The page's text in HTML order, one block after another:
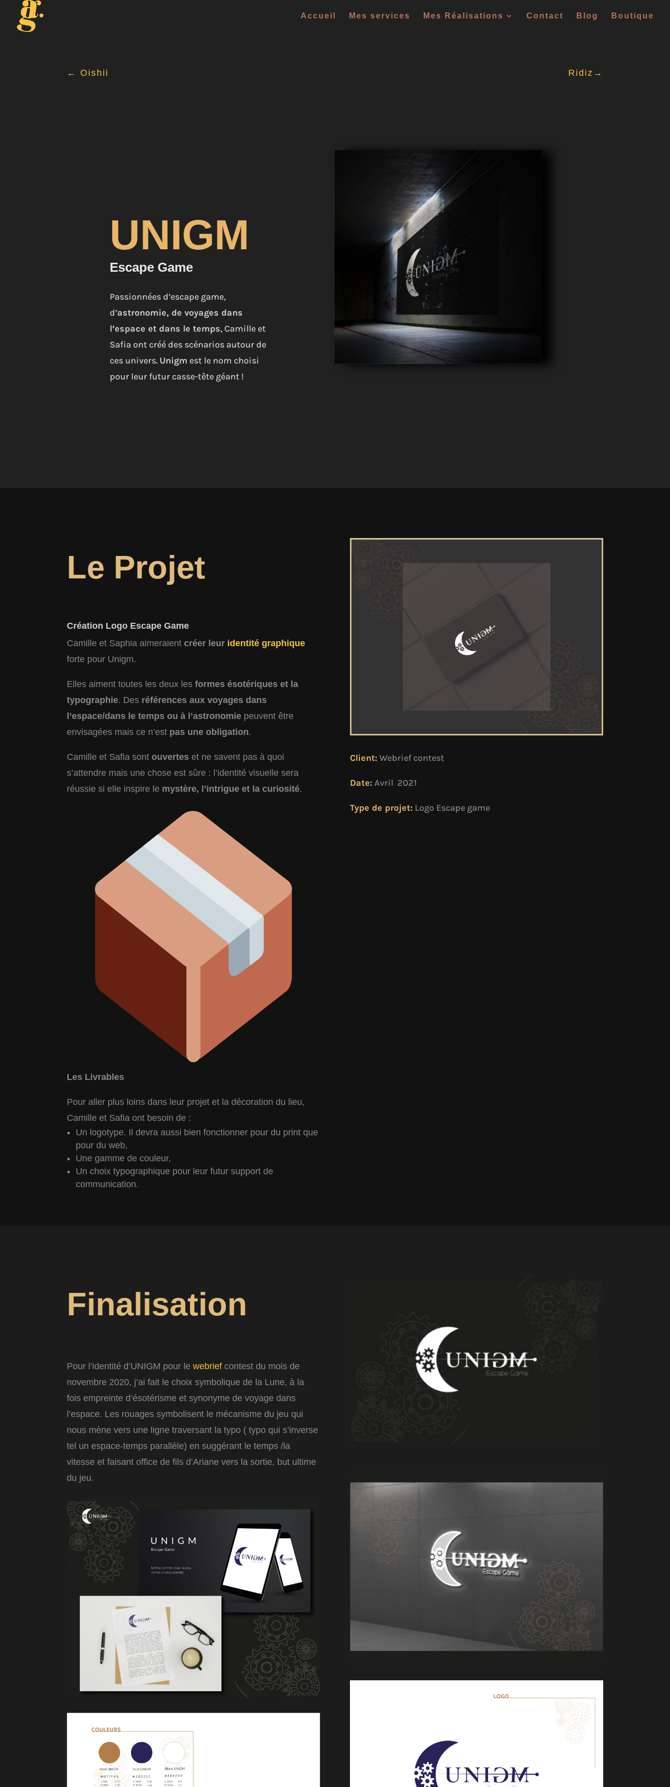
Accueil Mes services Mes Réalisations Contact Blog Boutique
← Oishii Ridiz→
UNIGM
Escape Game
Passionnées d’escape game,
d’astronomie, de voyages dans
l’espace et dans le temps, Camille et
Safia ont créé des scénarios autour de
ces univers. Unigm est le nom choisi
pour leur futur casse-tête géant !
Le Projet
Création Logo Escape Game
Camille et Saphia aimeraient créer leur identité graphique
forte pour Unigm.
Elles aiment toutes les deux les formes ésotériques et la
typographie. Des références aux voyages dans
l’espace/dans le temps ou à l’astronomie peuvent être
envisagées mais ce n’est pas une obligation.
Camille et Safia sont ouvertes et ne savent pas à quoi
s’attendre mais une chose est sûre : l’identité visuelle sera
réussie si elle inspire le mystère, l’intrigue et la curiosité.
Les Livrables
Pour aller plus loins dans leur projet et la décoration du lieu,
Camille et Safia ont besoin de :
Un logotype. Il devra aussi bien fonctionner pour du print que
pour du web,
Une gamme de couleur,
Un choix typographique pour leur futur support de
communication.
Client: Webrief contest
Date: Avril 2021
Type de projet: Logo Escape game
Finalisation
Pour l’identité d’UNIGM pour lewebrief contest du mois de
novembre 2020, j’ai fait le choix symbolique de la Lune, à la
fois empreinte d’ésotérisme et synonyme de voyage dans
l’espace. Les rouages symbolisent le mécanisme du jeu qui
nous mène vers une ligne traversant la typo ( typo qui s’inverse
tel un espace-temps parallèle) en suggérant le temps /la
vitesse et faisant office de fils d’Ariane vers la sortie, but ultime
du jeu.